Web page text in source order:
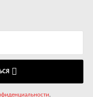
.